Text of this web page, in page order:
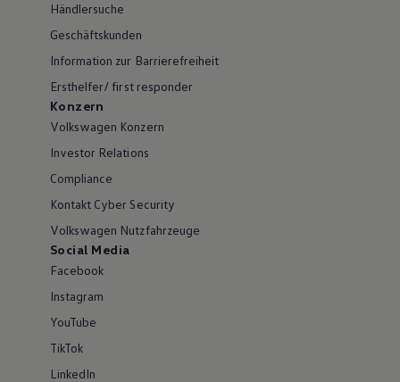
Händlersuche
Geschäftskunden
Information zur Barrierefreiheit
Ersthelfer/ first responder
Konzern
Volkswagen Konzern
Investor Relations
Compliance
Kontakt Cyber Security
Volkswagen Nutzfahrzeuge
Social Media
Facebook
Instagram
YouTube
TikTok
LinkedIn